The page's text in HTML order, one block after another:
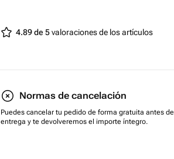
4.89 de 5valoraciones de los artículos
Normas de cancelación
Puedes cancelar tu pedido de forma gratuita antes
entrega y te devolveremos el importe íntegro.